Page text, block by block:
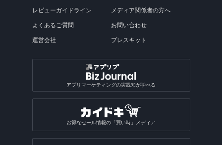
ストレス発散ゲームアプリ
料理・食べ物系ゲームアプリ
陸上競技ゲームアプリ
格闘技・武道ゲームアプリ
卓球ゲームアプリ
バドミントンゲームアプリ
バレーゲームアプリ
ビリヤードゲームアプリ
運試しゲームアプリ
チンチロリンアプリ
テトリス系ゲームアプリ
ぷよぷよ系ゲームアプリ
2048系ゲームアプリ
パズルボブル系ゲームアプリ
モンスト系ゲームアプリ
不思議のダンジョン系アプリ
3Dサンドボックスアプリ
Steamゲームをスマホでアプリ
キャラクターメモアプリ
インターネットアプリ
VRアプリ
SPI対策アプリ
就活アプリ
バイト探しアプリ
子育てSNSアプリ
SNS一括投稿アプリ
匿名SNSアプリ
アバターSNSアプリ
テキスト読み上げアプリ
駅構内案内アプリ
フライトレーダーアプリ
道路交通情報アプリ
翻訳アプリ
図鑑アプリ総合
魚図鑑アプリ
昆虫図鑑アプリ
楽器演奏アプリ
作曲アプリ
音楽SNSアプリ
ポッドキャストアプリ
ラジオ録音アプリ
小説アプリ
読書記録・本棚管理アプリ
占いアプリ総合
星座占いアプリ
四柱推命アプリ
おもしろい診断アプリ
おもしろい診断アプリ総合
性格診断アプリ
ギャンブルアプリ総合
宝くじアプリ
公営ギャンブルアプリ
芸術・文化アプリ
芸術鑑賞アプリ
サブカルチャーアプリ
VTuberアプリ
テレビアプリ
動画撮影アプリ
写真修正アプリ
写真合成アプリ
おもしろ加工アプリ
誕生日動画アプリ
盛れるビデオカメラアプリ
動画ファイル形式変換アプリ
動画モザイクアプリ
動画分割アプリ
写真共有アプリ
同じ写真を探すアプリ
動画スロー再生・早送りアプリ
壁紙のダウンロードアプリ
レビューガイドライン
よくあるご質問
運営会社
メディア関係者の方へ
お問い合わせ
プレスキット
アプリマーケティングの実践知が学べる
お得なセール情報の「買い時」メディア